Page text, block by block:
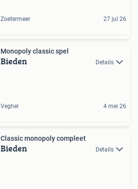
Zoetermeer 27 jul 26
Monopoly classic spel
Bieden Details
Veghel 4 mei 26
Classic monopoly compleet
Bieden Details